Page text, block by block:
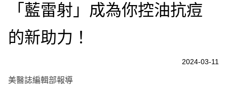
「藍雷射」成為你控油抗痘
的新助力！
2024-03-11
美醫誌編輯部報導